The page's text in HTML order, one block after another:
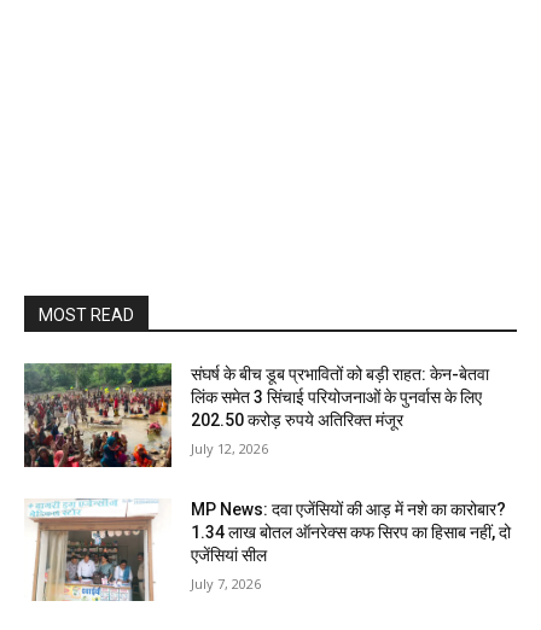
MOST READ
संघर्ष के बीच डूब प्रभावितों को बड़ी राहत: केन-बेतवा
लिंक समेत 3 सिंचाई परियोजनाओं के पुनर्वास के लिए
202.50 करोड़ रुपये अतिरिक्त मंजूर
July 12, 2026
MP News: दवा एजेंसियों की आड़ में नशे का कारोबार?
1.34 लाख बोतल ऑनरेक्स कफ सिरप का हिसाब नहीं, दो
एजेंसियां सील
July 7, 2026